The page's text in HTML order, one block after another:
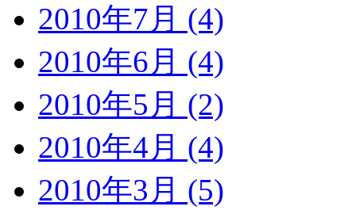
2010年7月 (4)
2010年6月 (4)
2010年5月 (2)
2010年4月 (4)
2010年3月 (5)